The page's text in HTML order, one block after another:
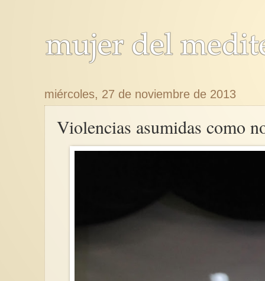
miércoles, 27 de noviembre de 2013
Violencias asumidas como